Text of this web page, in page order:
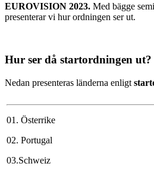
EUROVISION 2023. Med bägge
presenterar vi hur ordningen ser ut.
Hur ser då startordningen ut?
Nedan presenteras länderna enligt
01. Österrike
02. Portugal
03.Schweiz